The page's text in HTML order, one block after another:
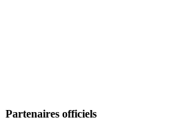
Partenaires officiels